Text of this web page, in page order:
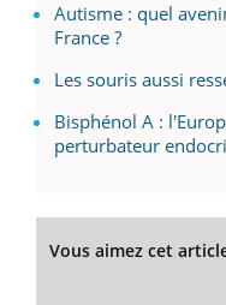
Autisme : quel
France ?
Les souris aussi
Bisphénol A :
perturbateur
Vous aimez cet